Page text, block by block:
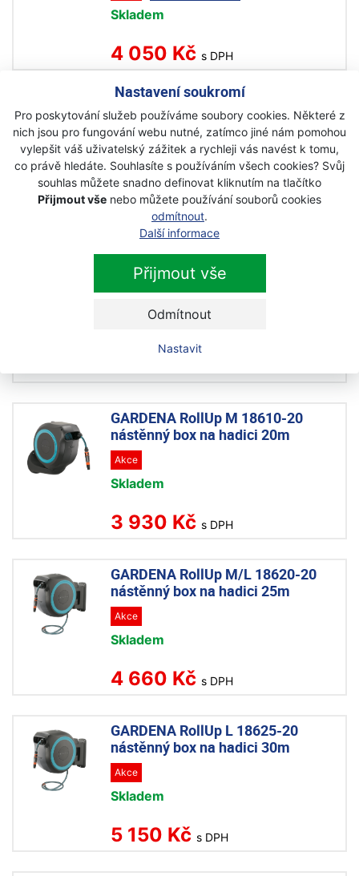
Nastavení soukromí
Pro poskytování služeb používáme soubory cookies. Některé z
nich jsou pro fungování webu nutné, zatímco jiné nám pomohou
vylepšit váš uživatelský zážitek a rychleji vás navést k tomu,
co právě hledáte. Souhlasíte s používáním všech cookies? Svůj
souhlas můžete snadno definovat kliknutím na tlačítko
Přijmout vše nebo můžete používání souborů cookies
odmítnout.
Další informace
Přijmout vše
Odmítnout
Nastavit
Skladem
4 050 Kč s DPH
nástěnný box na hadici 15m
Akce
Skladem
3 190 Kč s DPH
GARDENA SmallCut 300/23 9805-
20 turbotrimmer
GARDENA RollUp M 18610-20
nástěnný box na hadici 20m
Akce
Skladem
3 930 Kč s DPH
GARDENA RollUp M/L 18620-20
nástěnný box na hadici 25m
Akce
Skladem
4 660 Kč s DPH
GARDENA RollUp L 18625-20
nástěnný box na hadici 30m
Akce
Skladem
5 150 Kč s DPH